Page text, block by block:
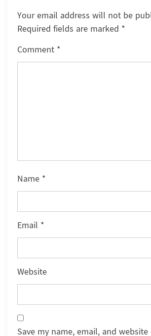
Your email address will not be
Required fields are marked *
Comment*
Name*
Email *
Website
Save my name, email, and